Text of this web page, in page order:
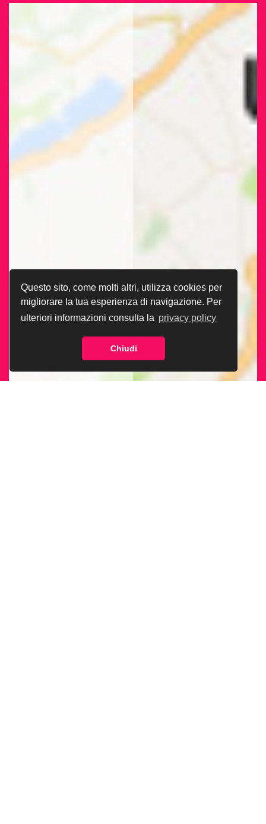
Questo sito, come molti altri, utilizza cookies per
migliorare la tua esperienza di navigazione. Per
ulteriori informazioni consulta la privacy policy
Chiudi